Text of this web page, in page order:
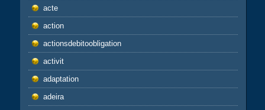
acte
action
actionsdebitoobligation
activit
adaptation
adeira